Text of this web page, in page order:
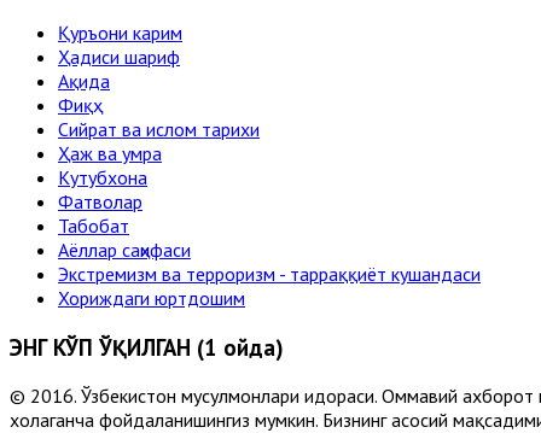
Қуръони карим
Ҳадиси шариф
Ақида
Фиқҳ
Сийрат ва ислом тарихи
Ҳаж ва умра
Кутубхона
Фатволар
Табобат
Аёллар саҳифаси
Экстремизм ва терроризм - тарраққиёт кушандаси
Хориждаги юртдошим
ЭНГ КЎП ЎҚИЛГАН (1 ойда)
© 2016. Ўзбекистон мусулмонлари идораси. Оммавий ахборот
хоҳлаганча фойдаланишингиз мумкин. Бизнинг асосий